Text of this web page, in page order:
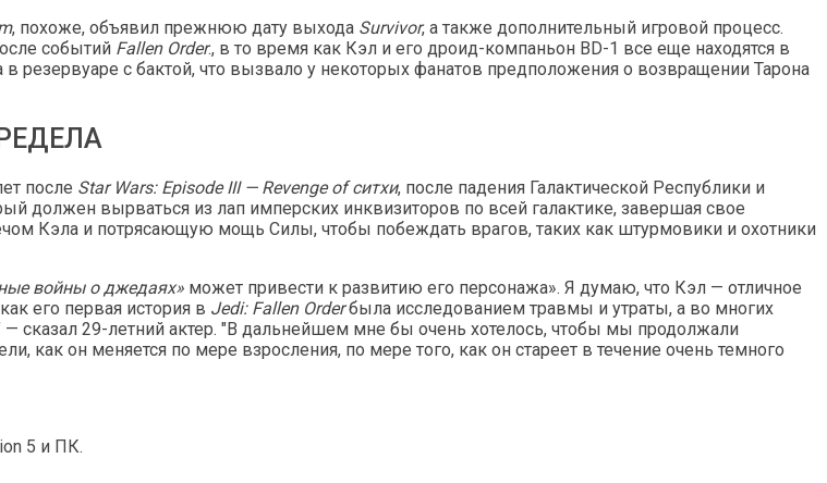
, похоже, объявил прежнюю дату выхода Survivor, а также дополнительный игровой процесс.
событий Fallen Order., в то время как Кэл и его дроид-компаньон BD-1 все еще находятся в
резервуаре с бактой, что вызвало у некоторых фанатов предположения о возвращении Тарона
после Star Wars: Episode III — Revenge of ситхи, после падения Галактической Республики и
должен вырваться из лап имперских инквизиторов по всей галактике, завершая свое
Кэла и потрясающую мощь Силы, чтобы побеждать врагов, таких как штурмовики и охотники
войны о джедаях» может привести к развитию его персонажа». Я думаю, что Кэл — отличное
его первая история в Jedi: Fallen Orderбыла исследованием травмы и утраты, а во многих
— сказал 29-летний актер. "В дальнейшем мне бы очень хотелось, чтобы мы продолжали
как он меняется по мере взросления, по мере того, как он стареет в течение очень темного
5 и ПК.